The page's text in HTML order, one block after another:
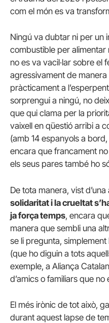
com el món es va
Ningú va dubtar ni per un
combustible per
no es va vacil·lar sobre el
agressivament de
pràcticament a
sorprengui a ningú, no
que qui clama per la
vaixell en qüestió arribi a
(amb 14 espanyols a
encara que francament
els seus pares també ho
De tota manera, vist
solidaritat i la crueltat
ja força temps, encara
manera que sembli una
se li pregunta,
(que ho diguin a tots
exemple, a Aliança
d’amics o familiars que
El més irònic de tot això,
durant aquest lapse de